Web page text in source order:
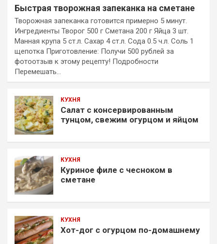
Быстрая творожная запеканка на сметане
Творожная запеканка готовится примерно 5 минут.
Ингредиенты Творог 500 г Сметана 200 г Яйца 3 шт.
Манная крупа 5 ст.л. Сахар 4 ст.л. Сода 0.5 ч.л. Соль 1
щепотка Приготовление: Получи 500 рублей за
фотоотзыв к этому рецепту! Подробности
Перемешать…
КУХНЯ
Салат с консервированным
тунцом, свежим огурцом и яйцом
КУХНЯ
Куриное филе с чесноком в
сметане
КУХНЯ
Хот-дог с огурцом по-домашнему